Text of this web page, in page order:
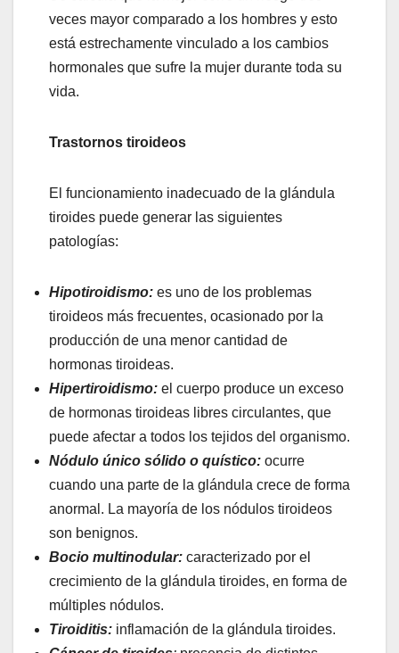
veces mayor comparado a los hombres y esto
está estrechamente vinculado a los cambios
hormonales que sufre la mujer durante toda su
vida.
Trastornos tiroideos
El funcionamiento inadecuado de la glándula
tiroides puede generar las siguientes
patologías:
Hipotiroidismo: es uno de los problemas
tiroideos más frecuentes, ocasionado por la
producción de una menor cantidad de
hormonas tiroideas.
Hipertiroidismo: el cuerpo produce un exceso
de hormonas tiroideas libres circulantes, que
puede afectar a todos los tejidos del organismo.
Nódulo único sólido o quístico: ocurre
cuando una parte de la glándula crece de forma
anormal. La mayoría de los nódulos tiroideos
son benignos.
Bocio multinodular: caracterizado por el
crecimiento de la glándula tiroides, en forma de
múltiples nódulos.
Tiroiditis: inflamación de la glándula tiroides.